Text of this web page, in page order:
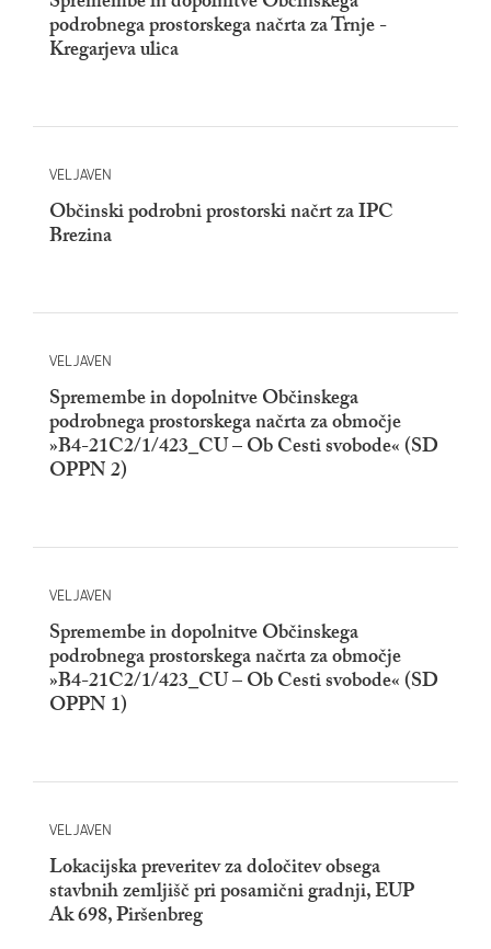
podrobnega prostorskega načrta za Trnje -
Kregarjeva ulica
VELJAVEN
Občinski podrobni prostorski načrt za IPC
Brezina
VELJAVEN
Spremembe in dopolnitve Občinskega
podrobnega prostorskega načrta za območje
»B4-21C2/1/423_CU – Ob Cesti svobode« (SD
OPPN 2)
VELJAVEN
Spremembe in dopolnitve Občinskega
podrobnega prostorskega načrta za območje
»B4-21C2/1/423_CU – Ob Cesti svobode« (SD
OPPN 1)
VELJAVEN
Lokacijska preveritev za določitev obsega
stavbnih zemljišč pri posamični gradnji, EUP
Ak 698, Piršenbreg